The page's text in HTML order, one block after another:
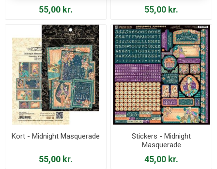
55,00 kr. 55,00 kr.
Kort - Midnight Masquerade
55,00 kr.
Stickers - Midnight
Masquerade
45,00 kr.